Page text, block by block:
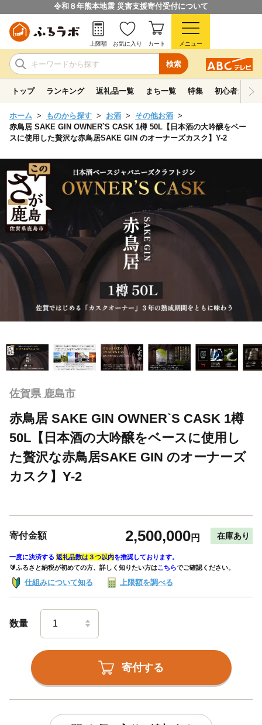
令和８年熊本地震 災害支援寄付受付について
検索
上限額 お気に入り カート メニュー
トップ ランキング 返礼品一覧 まち一覧 特集 初心者ガイド
ホーム ものから探す お酒
その他お酒
赤鳥居 SAKE GIN OWNER`S CASK 1樽 50L【日本酒の大吟醸をベー
スに使用した贅沢な赤鳥居SAKE GIN のオーナーズカスク】Y-2
佐賀県 鹿島市
赤鳥居 SAKE GIN OWNER`S CASK 1樽
50L【日本酒の大吟醸をベースに使用し
た贅沢な赤鳥居SAKE GIN のオーナーズ
カスク】Y-2
寄付金額 2,500,000円 在庫あり
一度に決済する 返礼品数は３つ以内を推奨しております。
🔰ふるさと納税が初めての方、詳しく知りたい方はこちらでご確認ください。
仕組みについて知る 上限額を調べる
数量
寄付する